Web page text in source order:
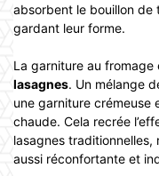
absorbent le bouillon
gardant leur forme.
La garniture au
lasagnes. Un mélange
une garniture crémeuse
chaude. Cela recrée
lasagnes
aussi réconfortante et